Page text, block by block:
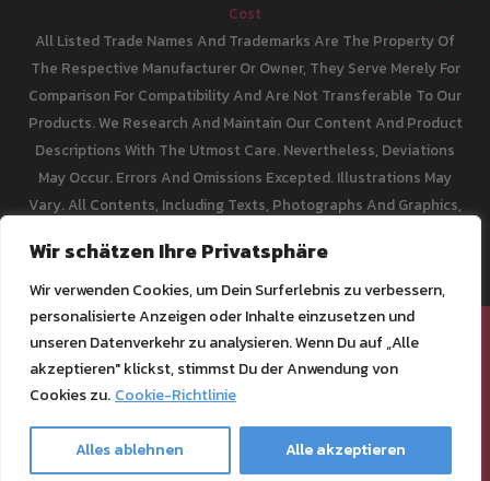
Wir schätzen Ihre Privatsphäre
Wir verwenden Cookies, um Dein Surferlebnis zu verbessern,
personalisierte Anzeigen oder Inhalte einzusetzen und
unseren Datenverkehr zu analysieren. Wenn Du auf „Alle
akzeptieren" klickst, stimmst Du der Anwendung von
Cookies zu. Cookie-Richtlinie
Alles ablehnen Alle akzeptieren
Cost
All Listed Trade Names And Trademarks Are The Property Of
The Respective Manufacturer Or Owner, They Serve Merely For
Comparison For Compatibility And Are Not Transferable To Our
Products. We Research And Maintain Our Content And Product
Descriptions With The Utmost Care. Nevertheless, Deviations
May Occur. Errors And Omissions Excepted. Illustrations May
Vary. All Contents, Including Texts, Photographs And Graphics,
Including Reproduction, Publication, Editing And Translation.
[email protected]
Impressum
Datenschutz
AGB & Kundeninformationen